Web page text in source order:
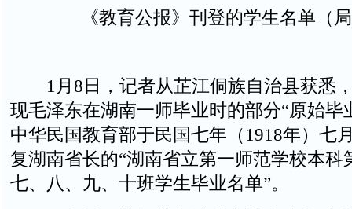
《教育公报》刊登的学生名单（
1月8日，记者从芷江侗族自治县获悉
现毛泽东在湖南一师毕业时的部分“原始毕
中华民国教育部于民国七年（1918年）七
复湖南省长的“湖南省立第一师范学校本科
七、八、九、十班学生毕业名单”。